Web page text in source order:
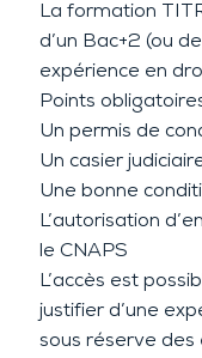
La formation
d’un Bac+2 (ou
expérience en
Points
Un permis de
Un casier
Une bonne
L’autorisation
le CNAPS
L’accès est
justifier d’une
sous réserve des